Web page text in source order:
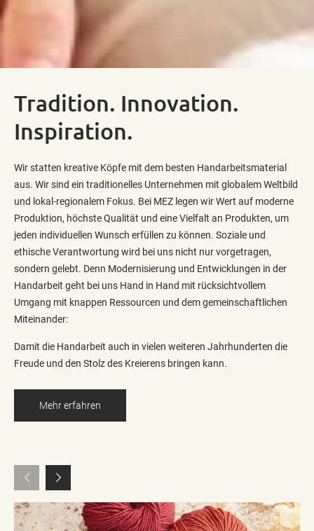
Tradition. Innovation.
Inspiration.
Wir statten kreative Köpfe mit dem besten Handarbeitsmaterial
aus. Wir sind ein traditionelles Unternehmen mit globalem Weltbild
und lokal-regionalem Fokus. Bei MEZ legen wir Wert auf moderne
Produktion, höchste Qualität und eine Vielfalt an Produkten, um
jeden individuellen Wunsch erfüllen zu können. Soziale und
ethische Verantwortung wird bei uns nicht nur vorgetragen,
sondern gelebt. Denn Modernisierung und Entwicklungen in der
Handarbeit geht bei uns Hand in Hand mit rücksichtvollem
Umgang mit knappen Ressourcen und dem gemeinschaftlichen
Miteinander:
Damit die Handarbeit auch in vielen weiteren Jahrhunderten die
Freude und den Stolz des Kreierens bringen kann.
Mehr erfahren